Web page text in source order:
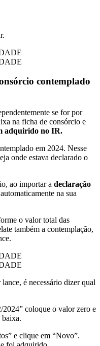
contemplado
se for por
na ficha de consórcio e
adquirido no IR.
em 2024. Nesse
onde estava declarado o
ao importar a declaração
na sua
o valor total das
também a contemplação,
é necessário dizer qual
coloque o valor zero e
e clique em “Novo”.